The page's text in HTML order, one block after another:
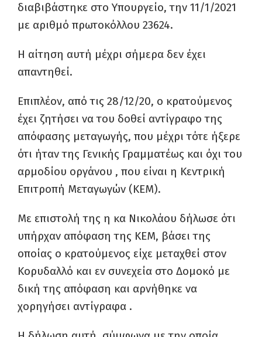
διαβιβάστηκε στο Υπουργείο, την 11/1/2021
με αριθμό πρωτοκόλλου 23624.
Η αίτηση αυτή μέχρι σήμερα δεν έχει
απαντηθεί.
Επιπλέον, από τις 28/12/20, ο κρατούμενος
έχει ζητήσει να του δοθεί αντίγραφο της
απόφασης μεταγωγής, που μέχρι τότε ήξερε
ότι ήταν της Γενικής Γραμματέως και όχι του
αρμοδίου οργάνου , που είναι η Κεντρική
Επιτροπή Μεταγωγών (ΚΕΜ).
Με επιστολή της η κα Νικολάου δήλωσε ότι
υπήρχαν απόφαση της ΚΕΜ, βάσει της
οποίας ο κρατούμενος είχε μεταχθεί στον
Κορυδαλλό και εν συνεχεία στο Δομοκό με
δική της απόφαση και αρνήθηκε να
χορηγήσει αντίγραφα .